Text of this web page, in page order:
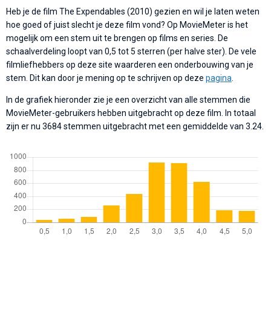
Heb je de film The Expendables (2010) gezien en wil je laten weten
hoe goed of juist slecht je deze film vond? Op MovieMeter is het
mogelijk om een stem uit te brengen op films en series. De
schaalverdeling loopt van 0,5 tot 5 sterren (per halve ster). De vele
filmliefhebbers op deze site waarderen een onderbouwing van je
stem. Dit kan door je mening op te schrijven op deze pagina
In de grafiek hieronder zie je een overzicht van alle stemmen die
MovieMeter-gebruikers hebben uitgebracht op deze film. In totaal
zijn er nu 3684 stemmen uitgebracht met een gemiddelde van 3.24.